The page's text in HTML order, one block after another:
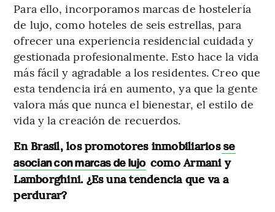
Para ello, incorporamos marcas de hostelería
de lujo, como hoteles de seis estrellas, para
ofrecer una experiencia residencial cuidada y
gestionada profesionalmente. Esto hace la vida
más fácil y agradable a los residentes. Creo que
esta tendencia irá en aumento, ya que la gente
valora más que nunca el bienestar, el estilo de
vida y la creación de recuerdos.
En Brasil, los promotores inmobiliarios se
asocian con marcas de lujo como Armani y
Lamborghini. ¿Es una tendencia que va a
perdurar?